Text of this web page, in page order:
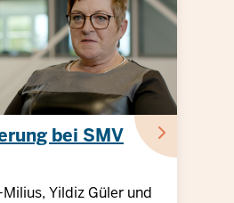
bei SMV
Yildiz Güler und